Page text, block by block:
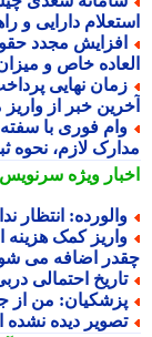
دارایی و
خاص و میزان
خبر از واریز
فوری با سفته
لازم، نحوه
ویژهسرنویس
انتظار
کمک هزینه
اضافه می شود؟
احتمالی
من از
دیده نشده